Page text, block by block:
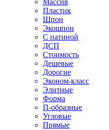
Массив
Пластик
Шпон
Экошпон
С патиной
ДСП
Стоимость
Дешевые
Дорогие
Эконом-класс
Элитные
Форма
П-образные
Угловые
Прямые